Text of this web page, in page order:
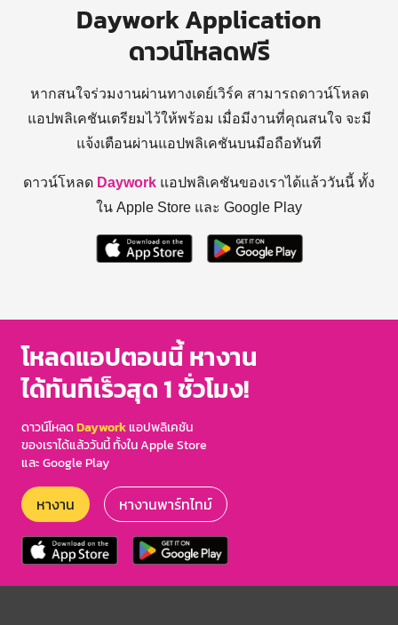
Daywork Application
ดาวน์โหลดฟรี
หากสนใจร่วมงานผ่านทางเดย์เวิร์ค สามารถดาวน์โหลด
แอปพลิเคชันเตรียมไว้ให้พร้อม เมื่อมีงานที่คุณสนใจ จะมี
แจ้งเตือนผ่านแอปพลิเคชันบนมือถือทันที
ดาวน์โหลด Daywork แอปพลิเคชันของเราได้แล้ววันนี้ ทั้ง
ใน Apple Store และ Google Play
โหลดแอปตอนนี้ หางาน
ได้ทันทีเร็วสุด 1 ชั่วโมง!
ดาวน์โหลดDayworkแอปพลิเคชัน
ของเราได้แล้ววันนี้ ทั้งใน Apple Store
และ Google Play
หางาน หางานพาร์ทไทม์